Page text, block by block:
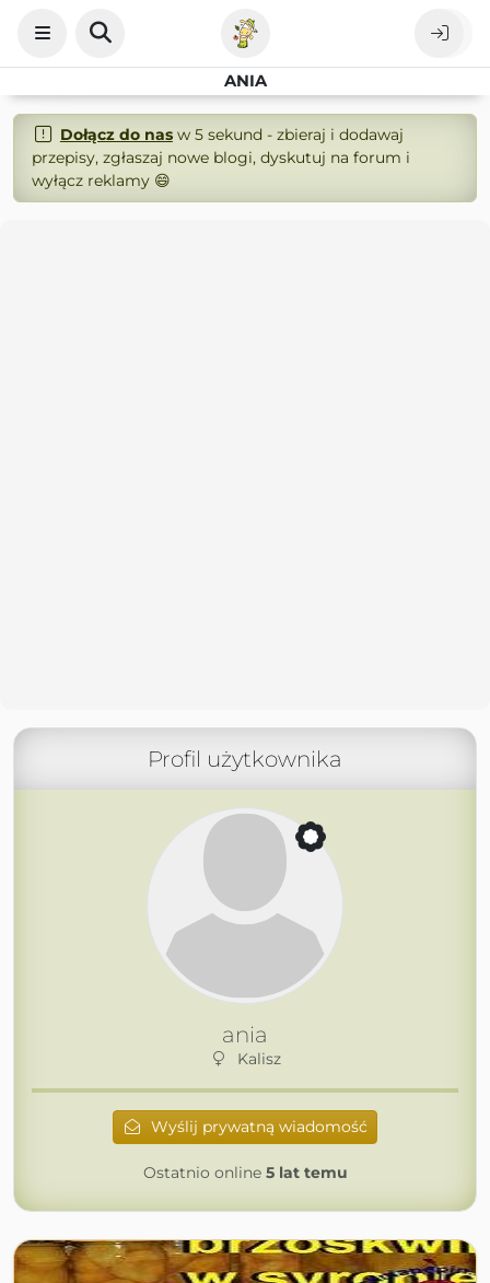
ANIA
Dołącz do nasw 5 sekund - zbieraj i dodawaj
przepisy, zgłaszaj nowe blogi, dyskutuj na forum i
wyłącz reklamy 😄
Profil użytkownika
ania
Kalisz
Wyślij prywatną wiadomość
Ostatnio online 5 lat temu